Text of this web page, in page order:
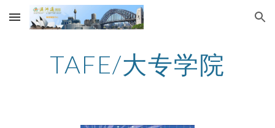
Skip to main content Skip to navigation
TAFE/大专学院